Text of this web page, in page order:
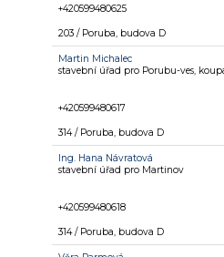
+420599480625
203 / Poruba, budova D
Martin Michalec
stavební úřad pro Porubu-ves,
+420599480617
314 / Poruba, budova D
Ing. Hana Návratová
stavební úřad pro Martinov
+420599480618
314 / Poruba, budova D